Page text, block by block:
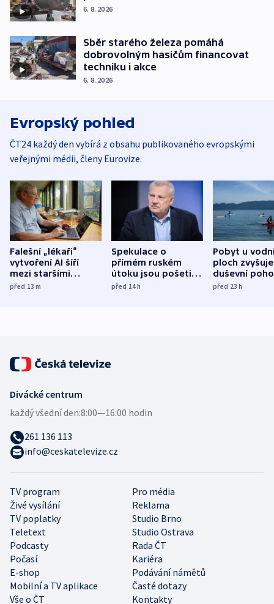
6. 8. 2026
Sběr starého železa pomáhá
dobrovolným hasičům financovat
techniku i akce
6. 8. 2026
Evropský pohled
ČT24 každý den vybírá z obsahu publikovaného evropskými
veřejnými médii, členy Eurovize.
Falešní „lékaři“
vytvoření AI šíří
mezi staršími
Poláky nebezpečné
před 13m
Spekulace o
přímém ruském
útoku jsou pošetilé,
míní estonský
před 14h
Pobyt u
ploch zvyšuje
duševní
ukázala
před 23h
TV program
Pro média
Živé vysílání
Reklama
TV poplatky
Studio Brno
Teletext
Studio Ostrava
Podcasty
Rada ČT
Počasí
Kariéra
E-shop
Podávání námětů
Mobilní a TV aplikace
Časté dotazy
Vše o ČT
Kontakty
Divácké centrum
každý všední den:8:00—16:00 hodin
261 136 113
info@ceskatelevize.cz